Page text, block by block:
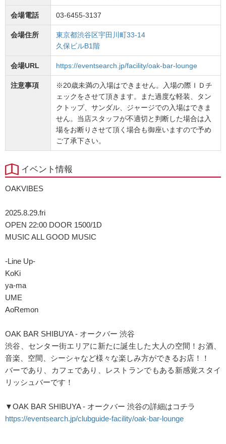
会場電話 03-6455-3137
会場住所
東京都渋谷区宇田川町33-14
久保ビルB1階
会場URL https://eventsearch.jp/facility/oak-bar-lounge
注意事項
※20歳未満の入場はできません。入場の際ＩＤチ
ェックをさせて頂きます。また過度な軽装、タン
クトップ、サンダル、ジャージでの入場はできま
せん。当店スタッフが不適切と判断した場合は入
場をお断りさせて頂く場合も御座いますので予め
ご了承下さい。
イベント情報
OAKVIBES
2025.8.29.fri
OPEN 22:00 DOOR 1500/1D
MUSIC ALL GOOD MUSIC
-Line Up-
KoKi
ya-ma
UME
AoRemon
OAK BAR SHIBUYA - オークバー 渋谷
渋谷、センター街エリアに新たに誕生した大人の空間！お酒、
音楽、空間、シーシャなど様々な楽しみ方ができるお店！！
バーであり、カフェであり、レストランでもある新感覚スタイ
リッシュバーです！
▼OAK BAR SHIBUYA - オークバー 渋谷の詳細はコチラ
https://eventsearch.jp/clubguide-facility/oak-bar-lounge